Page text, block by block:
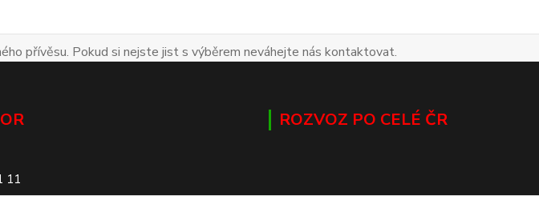
přívěsu. Pokud si nejste jist s výběrem neváhejte nás kontaktovat.
11
ROZVOZ PO CELÉ ČR